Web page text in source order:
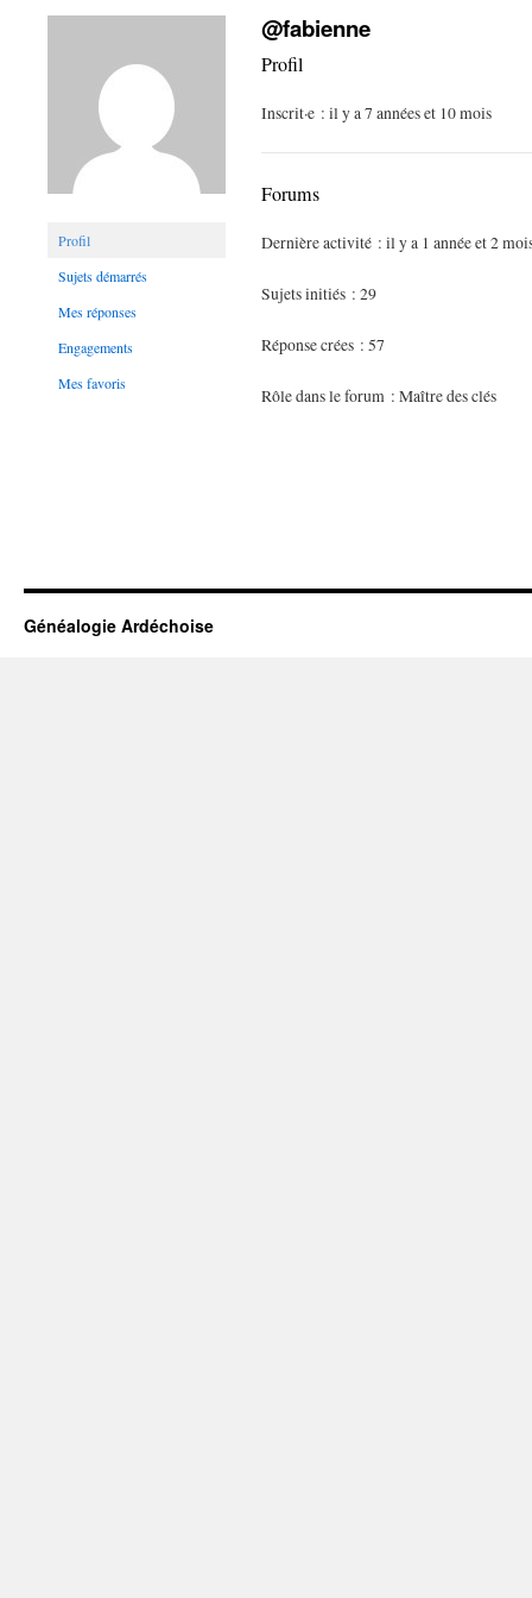
Profil
Sujets démarrés
Mes réponses
Engagements
Mes favoris
@fabienne
Profil
Inscrit·e : il y a 7 années et 10 mois
Forums
Dernière activité : il y a 1 année et 2
Sujets initiés : 29
Réponse crées : 57
Rôle dans le forum : Maître des clés
Généalogie Ardéchoise